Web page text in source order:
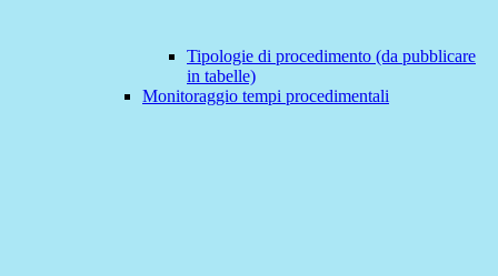
Tipologie di procedimento (da pubblicare
in tabelle)
Monitoraggio tempi procedimentali